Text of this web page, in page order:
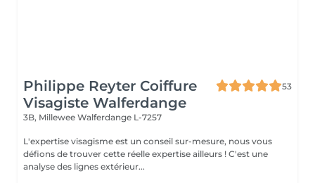
Philippe Reyter Coiffure
Visagiste Walferdange
53
3B, Millewee Walferdange L-7257
L'expertise visagisme est un conseil sur-mesure, nous vous
défions de trouver cette réelle expertise ailleurs ! C'est une
analyse des lignes extérieur...